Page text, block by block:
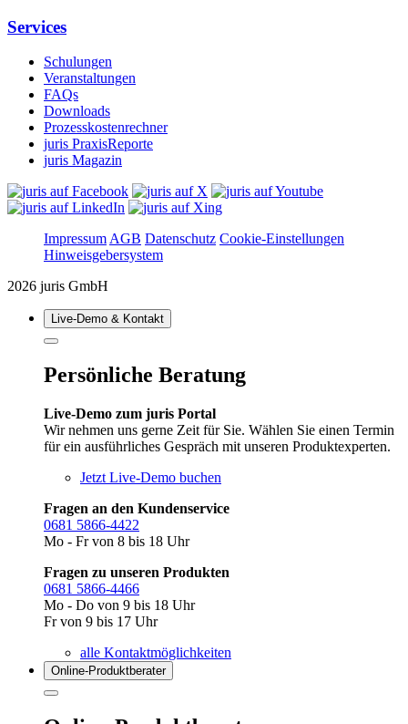
Services
Schulungen
Veranstaltungen
FAQs
Downloads
Prozesskostenrechner
juris PraxisReporte
juris Magazin
ImpressumAGB Datenschutz Cookie-Einstellungen
Hinweisgebersystem
2026 juris GmbH
Live‑Demo & Kontakt
Persönliche Beratung
Live-Demo zum juris Portal
Wir nehmen uns gerne Zeit für Sie. Wählen Sie einen Termin
für ein ausführliches Gespräch mit unseren Produktexperten.
Jetzt Live-Demo buchen
Fragen an den Kundenservice
0681 5866-4422
Mo - Fr von 8 bis 18 Uhr
Fragen zu unseren Produkten
0681 5866-4466
Mo - Do von 9 bis 18 Uhr
Fr von 9 bis 17 Uhr
alle Kontaktmöglichkeiten
Online-Produkt­berater